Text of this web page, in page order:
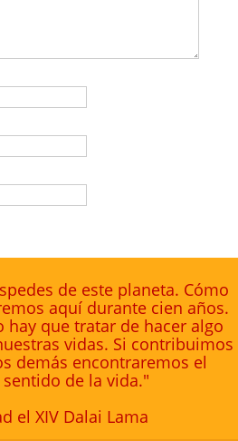
de este planeta. Cómo
aquí durante cien años.
hay que tratar de hacer algo
vidas. Si contribuimos
demás encontraremos el
de la vida."
el XIV Dalai Lama